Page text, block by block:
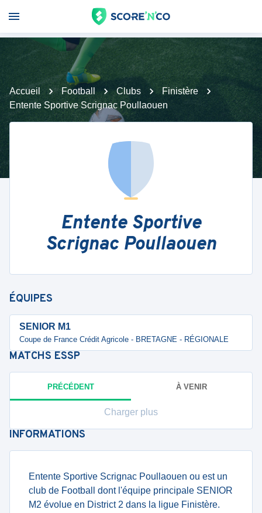
Accueil Football Clubs
Finistère
Entente Sportive Scrignac Poullaouen
Entente Sportive
Scrignac Poullaouen
ÉQUIPES
SENIOR M1
Coupe de France Crédit Agricole - BRETAGNE - RÉGIONALE
MATCHS ESSP
PRÉCÉDENT À VENIR
Charger plus
INFORMATIONS
Entente Sportive Scrignac Poullaouen ou est un
club de Football dont l'équipe principale SENIOR
M2 évolue en District 2 dans la ligue Finistère.